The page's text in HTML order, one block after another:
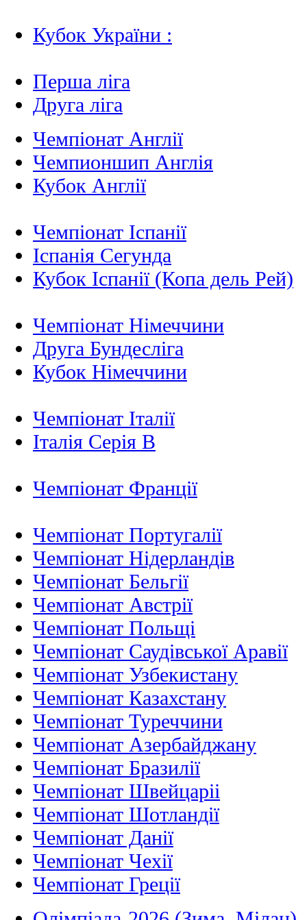
Кубок України :
Перша ліга
Друга ліга
Чемпіонат Англії
Чемпионшип Англія
Кубок Англії
Чемпіонат Іспанії
Іспанія Сегунда
Кубок Іспанії (Копа дель Рей)
Чемпіонат Німеччини
Друга Бундесліга
Кубок Німеччини
Чемпіонат Італії
Італія Серія B
Чемпіонат Франції
Чемпіонат Португалії
Чемпіонат Нідерландiв
Чемпіонат Бельгії
Чемпіонат Австрії
Чемпіонат Польщі
Чемпіонат Саудівської Аравії
Чемпіонат Узбекистану
Чемпіонат Казахстану
Чемпіонат Туреччини
Чемпіонат Азербайджану
Чемпіонат Бразилії
Чемпіонат Швейцаріі
Чемпіонат Шотландії
Чемпіонат Данії
Чемпіонат Чехії
Чемпіонат Греції